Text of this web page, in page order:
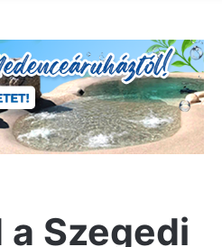
Szegedi